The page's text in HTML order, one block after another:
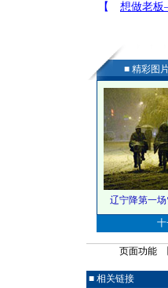
■ 精彩图
辽宁降第一
十
页面功能
■ 相关链接